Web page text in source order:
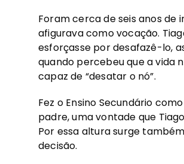
Foram cerca de seis anos
afigurava como vocação.
esforçasse por desafazê-lo,
quando percebeu que a vida
capaz de “desatar o nó”.
Fez o Ensino Secundário
padre, uma vontade que
Por essa altura surge
decisão.